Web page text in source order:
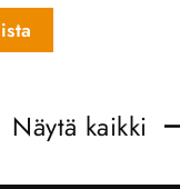
Näytä kaikki